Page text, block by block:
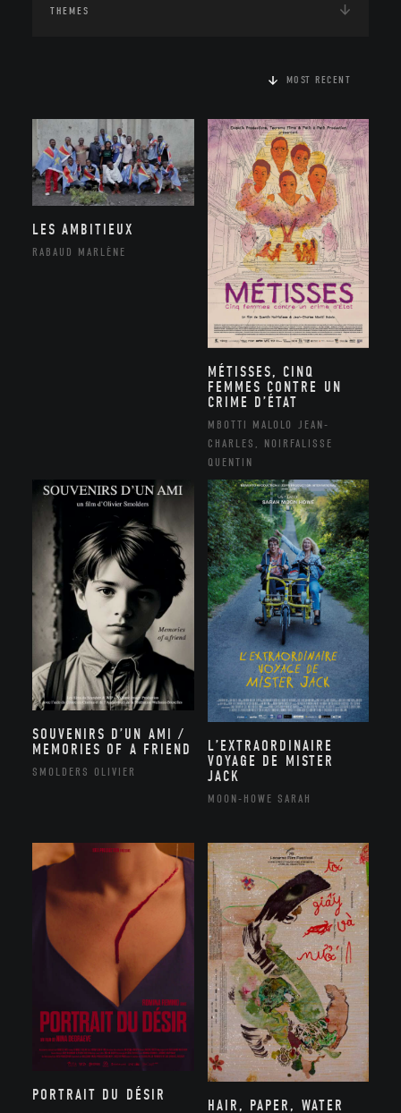
THEMES
MOST RECENT
LES AMBITIEUX
RABAUD MARLÈNE
MÉTISSES, CINQ
FEMMES CONTRE UN
CRIME D’ÉTAT
MBOTTI MALOLO JEAN-
CHARLES, NOIRFALISSE
QUENTIN
SOUVENIRS D’UN AMI /
MEMORIES OF A FRIEND
SMOLDERS OLIVIER
L’EXTRAORDINAIRE
VOYAGE DE MISTER
JACK
MOON-HOWE SARAH
PORTRAIT DU DÉSIR
HAIR, PAPER, WATER